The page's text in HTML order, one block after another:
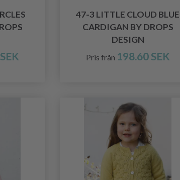
47-3 LITTLE CLOUD BLUE
CARDIGAN BY DROPS
DESIGN
Pris från 198.60 SEK